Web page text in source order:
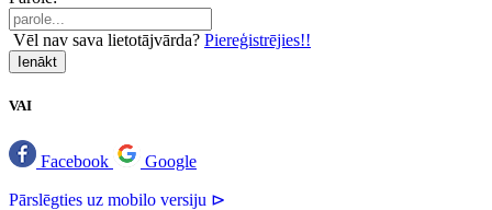
Vēl nav sava lietotājvārda? Piereģistrējies!!
Ienākt
VAI
Facebook Google
Pārslēgties uz mobilo versiju ⊳